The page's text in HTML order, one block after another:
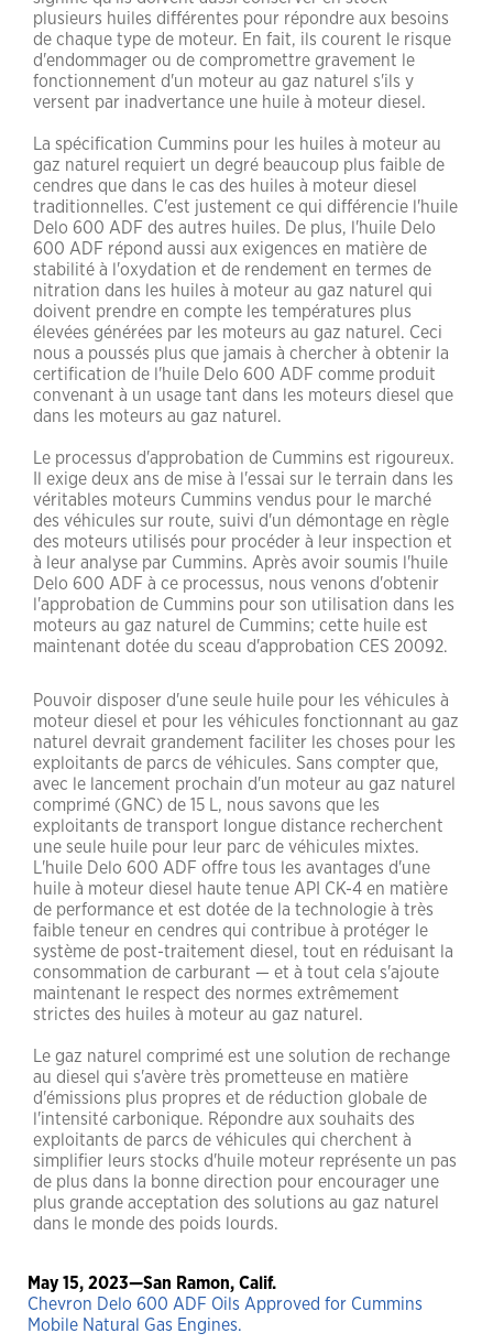
plusieurs huiles différentes pour répondre aux besoins
de chaque type de moteur. En fait, ils courent le risque
d'endommager ou de compromettre gravement le
fonctionnement d'un moteur au gaz naturel s'ils y
versent par inadvertance une huile à moteur diesel.
La spécification Cummins pour les huiles à moteur au
gaz naturel requiert un degré beaucoup plus faible de
cendres que dans le cas des huiles à moteur diesel
traditionnelles. C'est justement ce qui différencie l'huile
Delo 600 ADF des autres huiles. De plus, l'huile Delo
600 ADF répond aussi aux exigences en matière de
stabilité à l'oxydation et de rendement en termes de
nitration dans les huiles à moteur au gaz naturel qui
doivent prendre en compte les températures plus
élevées générées par les moteurs au gaz naturel. Ceci
nous a poussés plus que jamais à chercher à obtenir la
certification de l'huile Delo 600 ADF comme produit
convenant à un usage tant dans les moteurs diesel que
dans les moteurs au gaz naturel.
Le processus d'approbation de Cummins est rigoureux.
Il exige deux ans de mise à l'essai sur le terrain dans les
véritables moteurs Cummins vendus pour le marché
des véhicules sur route, suivi d'un démontage en règle
des moteurs utilisés pour procéder à leur inspection et
à leur analyse par Cummins. Après avoir soumis l'huile
Delo 600 ADF à ce processus, nous venons d'obtenir
l'approbation de Cummins pour son utilisation dans les
moteurs au gaz naturel de Cummins; cette huile est
maintenant dotée du sceau d'approbation CES 20092.
Pouvoir disposer d'une seule huile pour les véhicules à
moteur diesel et pour les véhicules fonctionnant au gaz
naturel devrait grandement faciliter les choses pour les
exploitants de parcs de véhicules. Sans compter que,
avec le lancement prochain d'un moteur au gaz naturel
comprimé (GNC) de 15 L, nous savons que les
exploitants de transport longue distance recherchent
une seule huile pour leur parc de véhicules mixtes.
L'huile Delo 600 ADF offre tous les avantages d'une
huile à moteur diesel haute tenue API CK-4 en matière
de performance et est dotée de la technologie à très
faible teneur en cendres qui contribue à protéger le
système de post-traitement diesel, tout en réduisant la
consommation de carburant — et à tout cela s'ajoute
maintenant le respect des normes extrêmement
strictes des huiles à moteur au gaz naturel.
Le gaz naturel comprimé est une solution de rechange
au diesel qui s'avère très prometteuse en matière
d'émissions plus propres et de réduction globale de
l'intensité carbonique. Répondre aux souhaits des
exploitants de parcs de véhicules qui cherchent à
simplifier leurs stocks d'huile moteur représente un pas
de plus dans la bonne direction pour encourager une
plus grande acceptation des solutions au gaz naturel
dans le monde des poids lourds.
May 15, 2023—San Ramon, Calif.
Chevron Delo 600 ADF Oils Approved for Cummins
Mobile Natural Gas Engines.